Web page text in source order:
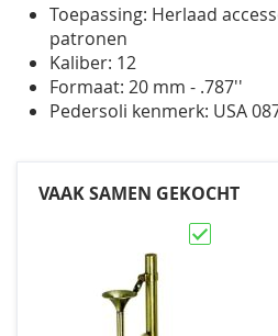
Toepassing: Herlaad
patronen
Kaliber: 12
Formaat: 20 mm - .787''
Pedersoli kenmerk: USA
VAAK SAMEN GEKOCHT